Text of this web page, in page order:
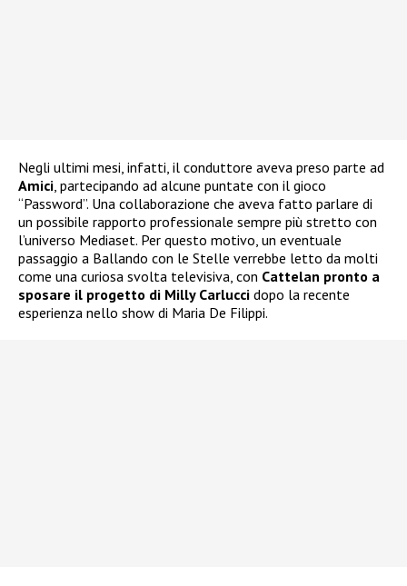
Negli ultimi mesi, infatti, il conduttore aveva preso parte ad
Amici, partecipando ad alcune puntate con il gioco
“Password”. Una collaborazione che aveva fatto parlare di
un possibile rapporto professionale sempre più stretto con
l’universo Mediaset. Per questo motivo, un eventuale
passaggio a Ballando con le Stelle verrebbe letto da molti
come una curiosa svolta televisiva, con Cattelan pronto a
sposare il progetto di Milly Carlucci dopo la recente
esperienza nello show di Maria De Filippi.